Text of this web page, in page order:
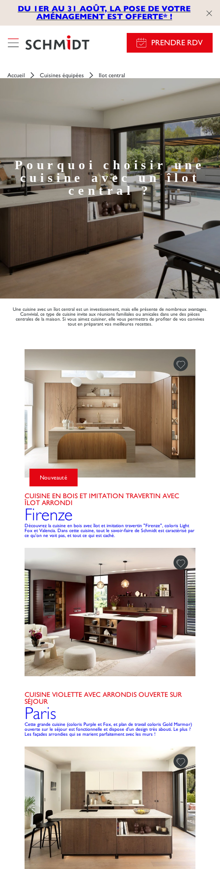
DU 1ER AU 31 AOÛT, LA POSE DE VOTRE
AMÉNAGEMENT EST OFFERTE* !
PRENDRE RDV
Accueil Cuisines équipées Ilot central
Pourquoi choisir une
cuisine avec un îlot
central ?
Une cuisine avec un îlot central est un investissement, mais elle présente de nombreux avantages.
Convivial, ce type de cuisine invite aux réunions familiales ou amicales dans une des pièces
centrales de la maison. Si vous aimez cuisiner, elle vous permettra de profiter de vos convives
tout en préparant vos meilleures recettes.
CUISINE EN BOIS ET IMITATION TRAVERTIN AVEC
ÎLOT ARRONDI
Nouveauté
Firenze
Découvrez la cuisine en bois avec îlot et imitation travertin "Firenze", coloris Light
Fox et Valencia. Dans cette cuisine, tout le savoir-faire de Schmidt est caractérisé par
ce qu'on ne voit pas, et tout ce qui est caché.
CUISINE VIOLETTE AVEC ARRONDIS OUVERTE SUR
SÉJOUR
Paris
Cette grande cuisine (coloris Purple et Fox, et plan de travail coloris Gold Marmor)
ouverte sur le séjour est fonctionnelle et dispose d’un design très abouti. Le plus ?
Les façades arrondies qui se marient parfaitement avec les murs !